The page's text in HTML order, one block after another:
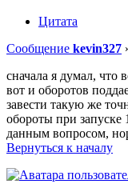
Цитата
Сообщение kevin327
сначала я думал, что
вот и оборотов
завести такую же
обороты при запуске
данным вопросом,
Вернуться к началу